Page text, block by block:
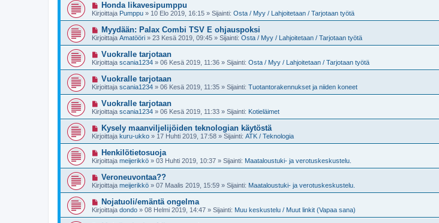
t
i
v
i
e
t
i
U
u
s
v
i
e
s
t
i
Honda likavesipumppu
Kirjoittaja Pumppu » 10 Elo 2019, 16:15 » Sijainti: Osta / Myy / Lahjoitetaan / Tarjotaan työtä
U
u
s
i
e
s
t
i
Myydään: Palax Combi TSV E ohjauspoksi
Kirjoittaja Amatööri » 23 Kesä 2019, 09:45 » Sijainti: Osta / Myy / Lahjoitetaan / Tarjotaan työtä
U
u
s
i
e
s
t
i
Vuokralle tarjotaan
Kirjoittaja scania1234 » 06 Kesä 2019, 11:36 » Sijainti: Osta / Myy / Lahjoitetaan / Tarjotaan työtä
U
u
s
i
e
t
i
Vuokralle tarjotaan
Kirjoittaja scania1234 » 06 Kesä 2019, 11:35 » Sijainti: Tuotantorakennukset ja niiden koneet
U
u
s
v
i
e
t
i
Vuokralle tarjotaan
Kirjoittaja scania1234 » 06 Kesä 2019, 11:33 » Sijainti: Kotieläimet
U
u
s
v
i
e
s
t
i
Kysely maanviljelijöiden teknologian käytöstä
Kirjoittaja kuru-ukko » 17 Huhti 2019, 17:58 » Sijainti: ATK / Teknologia
U
u
s
i
e
t
i
Henkilötietosuoja
Kirjoittaja meijerikkö » 03 Huhti 2019, 10:37 » Sijainti: Maataloustuki- ja verotuskeskustelu.
U
u
s
v
i
e
Veroneuvontaa??
Kirjoittaja meijerikkö » 07 Maalis 2019, 15:59 » Sijainti: Maataloustuki- ja verotuskeskustelu.
U
u
s
Nojatuoli/emäntä ongelma
Kirjoittaja dondo » 08 Helmi 2019, 14:47 » Sijainti: Muu keskustelu / Muut linkit (Vapaa sana)